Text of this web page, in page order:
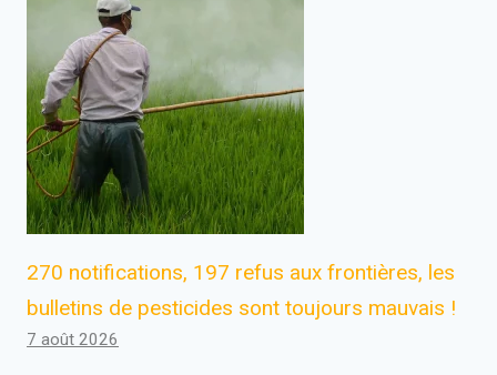
270 notifications, 197 refus aux frontières, les
bulletins de pesticides sont toujours mauvais !
7 août 2026